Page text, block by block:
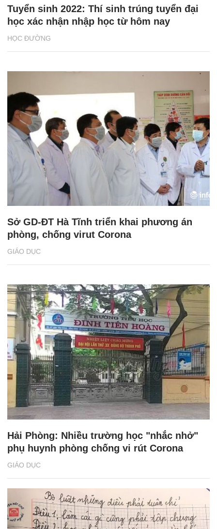
HỌC ĐƯỜNG
Tuyển sinh 2022: Thí sinh trúng tuyển đại
học xác nhận nhập học từ hôm nay
GIÁO DỤC
Sở GD-ĐT Hà Tĩnh triển khai phương án
phòng, chống virut Corona
GIÁO DỤC
Hải Phòng: Nhiều trường học "nhắc nhở"
phụ huynh phòng chống vi rút Corona